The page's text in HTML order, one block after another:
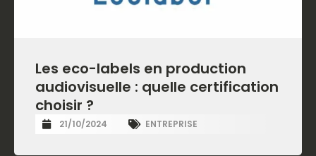
Les eco-labels en production
audiovisuelle : quelle certification
choisir ?
21/10/2024 ENTREPRISE